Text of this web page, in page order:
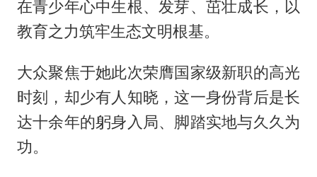
在青少年心中生根、发芽、茁壮成长，以
教育之力筑牢生态文明根基。
大众聚焦于她此次荣膺国家级新职的高光
时刻，却少有人知晓，这一身份背后是长
达十余年的躬身入局、脚踏实地与久久为
功。